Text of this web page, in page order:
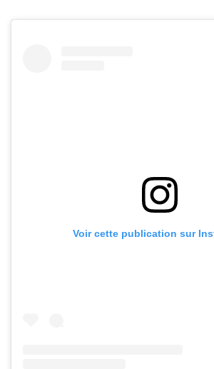
Voir cette publication sur